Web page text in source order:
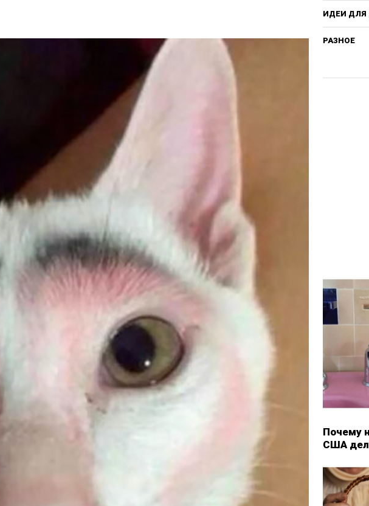
ИДЕИ
РАЗНОЕ
Почему
США